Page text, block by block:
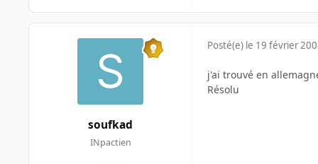
soufkad
INpactien
Posté(e) le 19 février
j'ai trouvé en
Résolu